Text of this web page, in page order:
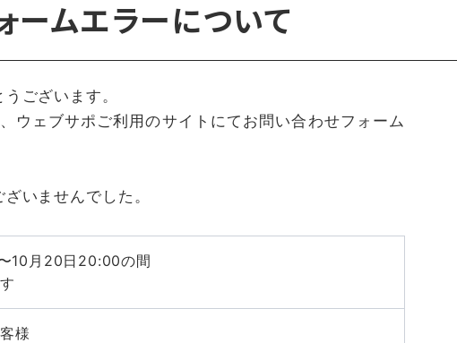
ームエラーについて
うございます。
ェブサポご利用のサイトにてお問い合わせフォーム
いませんでした。
10月20日20:00の間
様